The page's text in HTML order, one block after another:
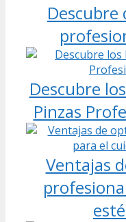
Descubre
Descubre
Pinzas
Ventajas